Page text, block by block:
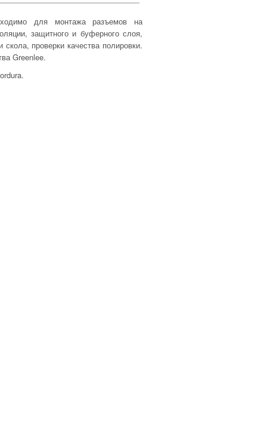
для монтажа разъемов на
защитного и буферного слоя,
проверки качества полировки.
Greenlee.